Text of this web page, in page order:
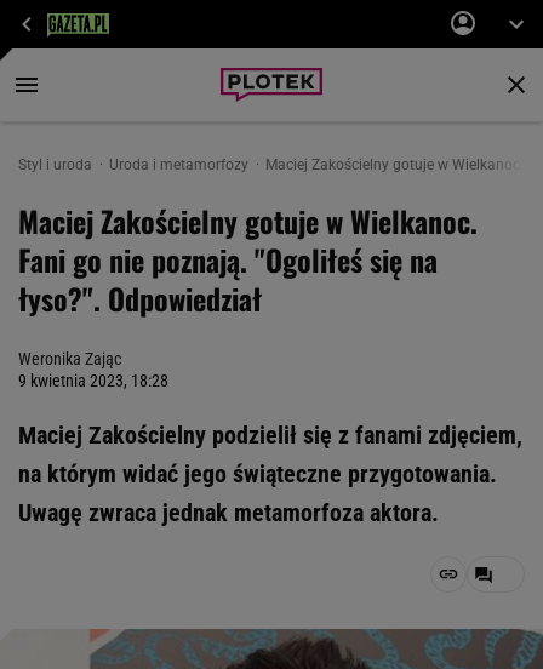
Styl i uroda Uroda i metamorfozy Maciej Zakościelny gotuje w Wielkanoc.
Maciej Zakościelny gotuje w Wielkanoc.
Fani go nie poznają. "Ogoliłeś się na
łyso?". Odpowiedział
Weronika Zając
9 kwietnia 2023, 18:28
Maciej Zakościelny podzielił się z fanami zdjęciem,
na którym widać jego świąteczne przygotowania.
Uwagę zwraca jednak metamorfoza aktora.